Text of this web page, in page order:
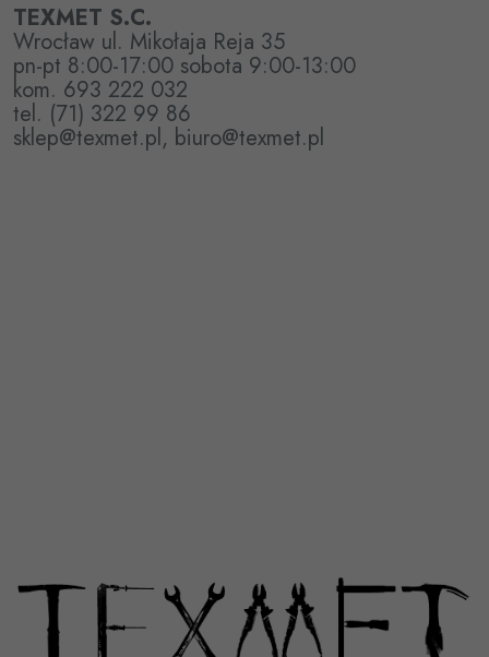
TEXMET S.C.
Wrocław ul. Mikołaja Reja 35
pn-pt 8:00-17:00 sobota 9:00-13:00
kom. 693 222 032
tel. (71) 322 99 86
sklep@texmet.pl, biuro@texmet.pl